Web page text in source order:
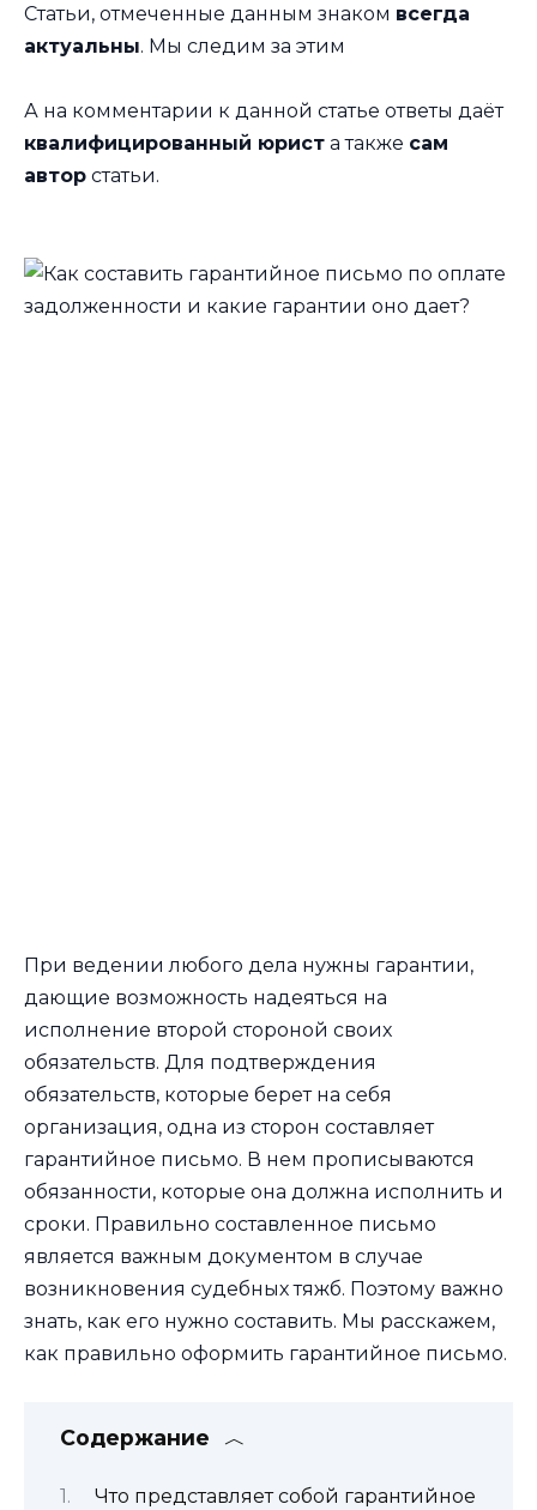
Статьи, отмеченные данным знаком всегда
актуальны. Мы следим за этим
А на комментарии к данной статье ответы даёт
квалифицированный юрист а также сам
автор статьи.
При ведении любого дела нужны гарантии,
дающие возможность надеяться на
исполнение второй стороной своих
обязательств. Для подтверждения
обязательств, которые берет на себя
организация, одна из сторон составляет
гарантийное письмо. В нем прописываются
обязанности, которые она должна исполнить и
сроки. Правильно составленное письмо
является важным документом в случае
возникновения судебных тяжб. Поэтому важно
знать, как его нужно составить. Мы расскажем,
как правильно оформить гарантийное письмо.
Содержание
Что представляет собой гарантийное